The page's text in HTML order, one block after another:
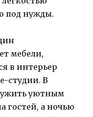
под нужды.
мебели,
в интерьер
студии. В
уютным
гостей, а ночью